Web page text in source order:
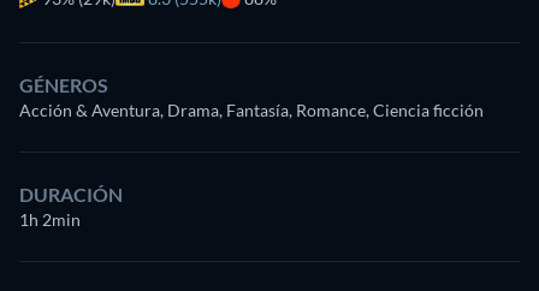
GÉNEROS
Acción & Aventura, Drama, Fantasía, Romance, Ciencia ficción
DURACIÓN
1h 2min